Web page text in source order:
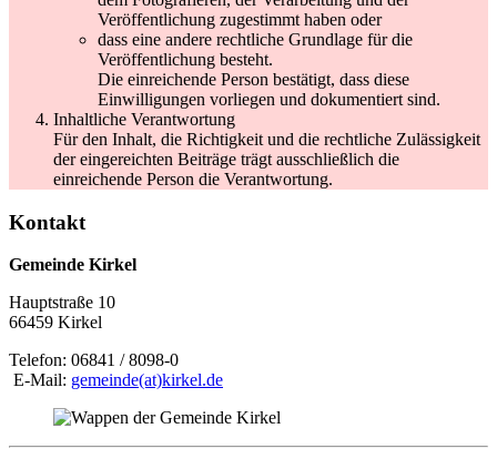
Veröffentlichung zugestimmt haben oder
dass eine andere rechtliche Grundlage für die
Veröffentlichung besteht.
Die einreichende Person bestätigt, dass diese
Einwilligungen vorliegen und dokumentiert sind.
Inhaltliche Verantwortung
Für den Inhalt, die Richtigkeit und die rechtliche Zulässigkeit
der eingereichten Beiträge trägt ausschließlich die
einreichende Person die Verantwortung.
Kontakt
Gemeinde Kirkel
Hauptstraße 10
66459 Kirkel
Telefon: 06841 / 8098-0
E-Mail: gemeinde(at)kirkel.de